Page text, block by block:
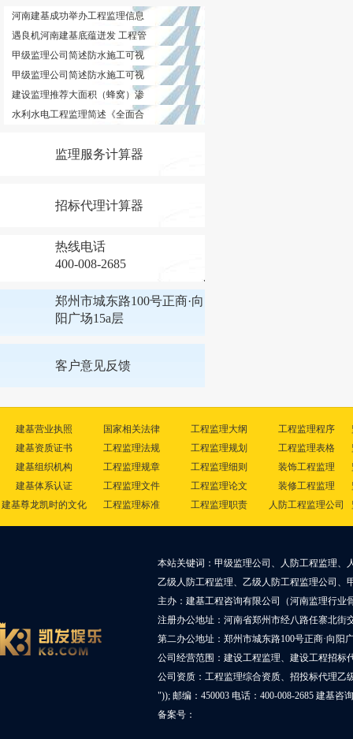
河南建基成功举办工程监理信息
遇良机河南建基底蕴迸发 工程管
甲级监理公司简述防水施工可视
甲级监理公司简述防水施工可视
建设监理推荐大面积（蜂窝）渗
水利水电工程监理简述《全面合
监理服务计算器
招标代理计算器
热线电话
400-008-2685
郑州市城东路100号正商·向
阳广场15a层
客户意见反馈
建基营业执照
建基资质证书
建基组织机构
建基体系认证
建基尊龙凯时的文化
国家相关法律
工程监理法规
工程监理规章
工程监理文件
工程监理标准
工程监理大纲
工程监理规划
工程监理细则
工程监理论文
工程监理职责
工程监理程序
工程监理表格
装饰工程监理
装修工程监理
人防工程监理公司
本站关键词：甲级监理公司、人防工程监理、
乙级人防工程监理、乙级人防工程监理公司、
主办：建基工程咨询有限公司（河南监理行业
注册办公地址：河南省郑州市经八路任寨北街
第二办公地址：郑州市城东路100号正商·向阳
公司经营范围：建设工程监理、建设工程招标
公司资质：工程监理综合资质、招投标代理乙
")); 邮编：450003 电话：400-008-2685 建基咨
备案号：